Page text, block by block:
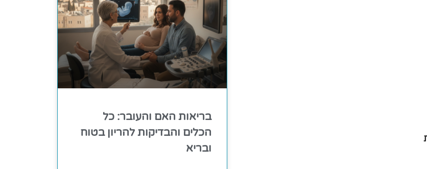
בריאות האם והעובר: כל
הכלים והבדיקות להריון בטוח
ובריא